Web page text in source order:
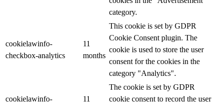
category.
cookielawinfo-
checkbox-analytics
11
months
This cookie is set by GDPR
Cookie Consent plugin. The
cookie is used to store the user
consent for the cookies in the
category "Analytics".
cookielawinfo-
11
The cookie is set by GDPR
cookie consent to record the user